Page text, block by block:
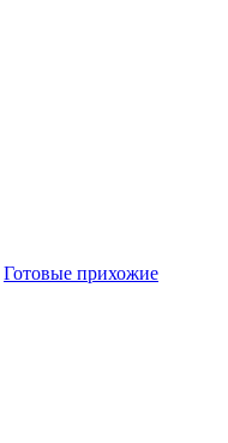
Готовые прихожие